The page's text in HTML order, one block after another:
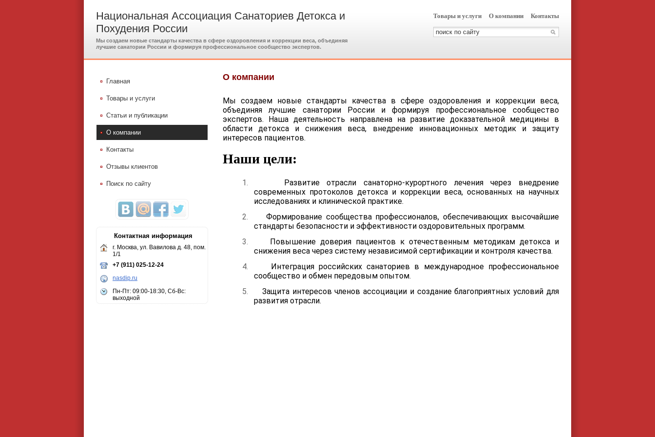
Национальная Ассоциация Санаториев Детокса и
Похудения России
Мы создаем новые стандарты качества в сфере оздоровления и коррекции веса, объединяя
лучшие санатории России и формируя профессиональное сообщество экспертов.
Товары и услуги О компании Контакты
О компании
Мы создаем новые стандарты качества в сфере оздоровления и коррекции веса,
объединяя лучшие санатории России и формируя профессиональное сообщество
экспертов. Наша деятельность направлена на развитие доказательной медицины в
области детокса и снижения веса, внедрение инновационных методик и защиту
интересов пациентов.
Наши цели:
1.
Развитие отрасли санаторно-курортного лечения через внедрение
современных протоколов детокса и коррекции веса, основанных на научных
исследованиях и клинической практике.
2.
Формирование сообщества профессионалов, обеспечивающих высочайшие
стандарты безопасности и эффективности оздоровительных программ.
3.
Повышение доверия пациентов к отечественным методикам детокса и
снижения веса через систему независимой сертификации и контроля качества.
4.
Интеграция российских санаториев в международное профессиональное
сообщество и обмен передовым опытом.
5.
Защита интересов членов ассоциации и создание благоприятных условий для
развития отрасли.
Главная
Товары и услуги
Статьи и публикации
О компании
Контакты
Отзывы клиентов
Поиск по сайту
Контактная информация
г. Москва, ул. Вавилова д. 48, пом.
1/1
+7 (911) 025-12-24
nasdip.ru
Пн-Пт: 09:00-18:30, Сб-Вс:
выходной